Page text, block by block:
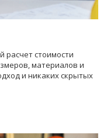
стоимости
материалов и
и никаких скрытых